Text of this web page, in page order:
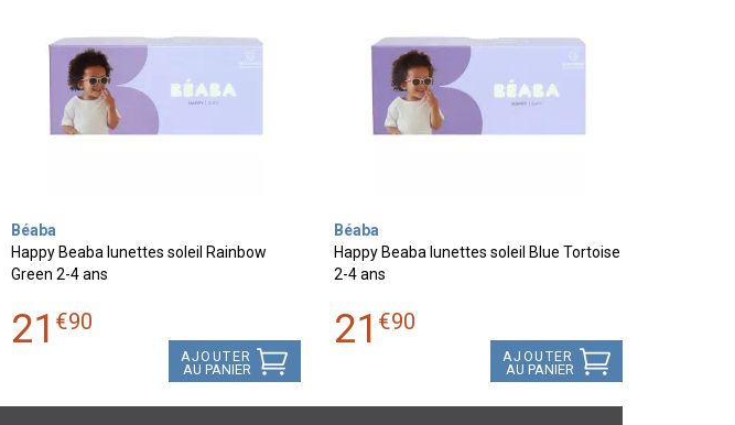
Béaba
Happy Beaba lunettes soleil Rainbow
Green 2-4 ans
21 €90
AJOUTER
AU PANIER
Béaba
Happy Beaba lunettes soleil Blue Tortoise
2-4 ans
21 €90
AJOUTER
AU PANIER